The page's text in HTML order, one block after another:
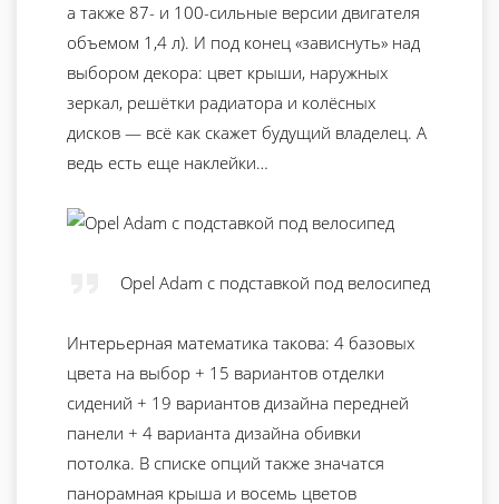
а также 87- и 100-сильные версии двигателя
объемом 1,4 л). И под конец «зависнуть» над
выбором декора: цвет крыши, наружных
зеркал, решётки радиатора и колёсных
дисков — всё как скажет будущий владелец. А
ведь есть еще наклейки…
Opel Adam с подставкой под велосипед
Интерьерная математика такова: 4 базовых
цвета на выбор + 15 вариантов отделки
сидений + 19 вариантов дизайна передней
панели + 4 варианта дизайна обивки
потолка. В списке опций также значатся
панорамная крыша и восемь цветов